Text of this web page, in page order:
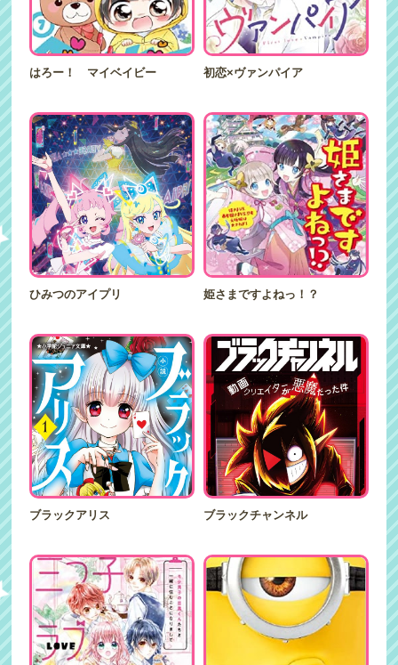
はろー！ マイベイビー 初恋×ヴァンパイア
ひみつのアイプリ 姫さまですよねっ！？
ブラックアリス ブラックチャンネル